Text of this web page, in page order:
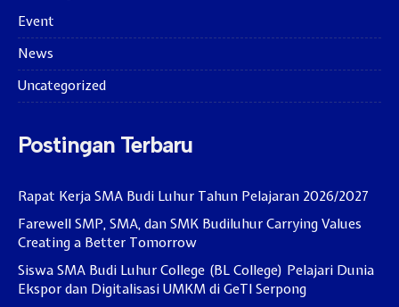
Event
News
Uncategorized
Postingan Terbaru
Rapat Kerja SMA Budi Luhur Tahun Pelajaran 2026/2027
Farewell SMP, SMA, dan SMK Budiluhur Carrying Values
Creating a Better Tomorrow
Siswa SMA Budi Luhur College (BL College) Pelajari Dunia
Ekspor dan Digitalisasi UMKM di GeTI Serpong